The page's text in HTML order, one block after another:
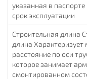
указанная в паспорте
срок эксплуатации
Строительная длина
длина
расстояние по оси
которое занимает
смонтированном